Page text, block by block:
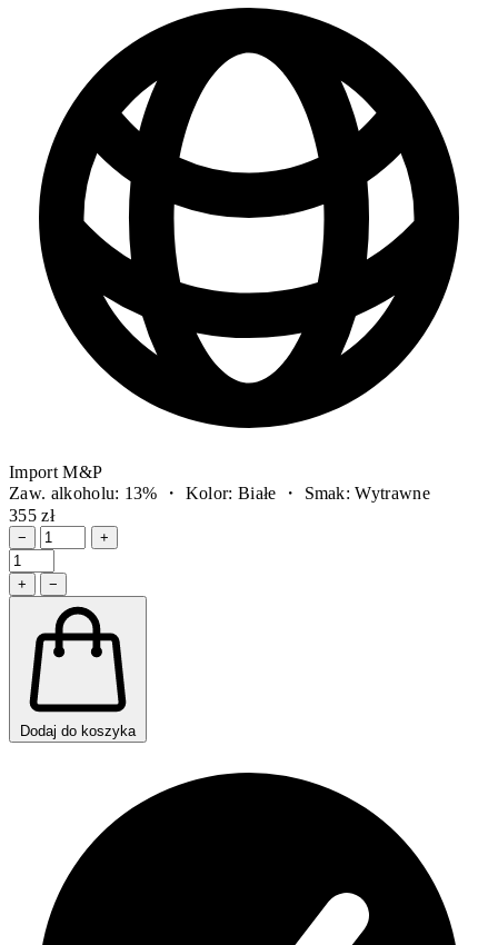
Import M&P
Zaw. alkoholu: 13% ・ Kolor: Białe ・ Smak: Wytrawne
355 zł
− +
+ −
Dodaj do koszyka